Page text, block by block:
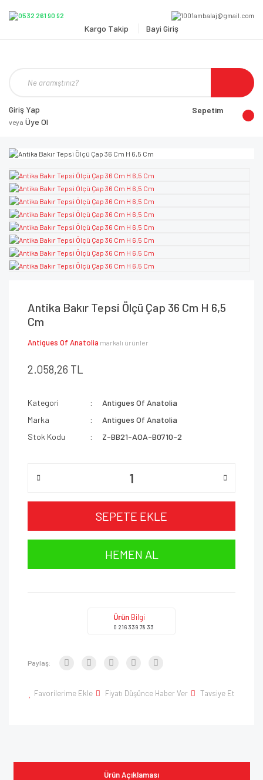
Kargo Takip Bayi Giriş
Giriş Yap
veya Üye Ol
Sepetim
Antika Bakır Tepsi Ölçü Çap 36 Cm H 6,5
Cm
Antigues Of Anatolia markalı ürünler
2.058,26 TL
Kategori
Antigues Of Anatolia
Marka
Antigues Of Anatolia
Stok Kodu
Z-BB21-AOA-B0710-2
SEPETE EKLE
HEMEN AL
Ürün Bilgi
0 216 339 78 33
Paylaş:
Favorilerime Ekle Fiyatı Düşünce Haber Ver Tavsiye Et
Ürün Açıklaması